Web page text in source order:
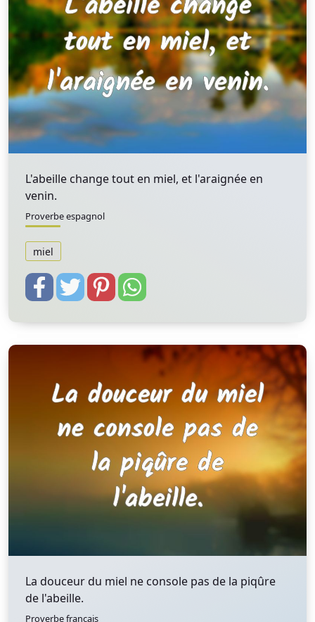
L'abeille change tout en miel, et l'araignée en
venin.
Proverbe espagnol
miel
La douceur du miel ne console pas de la piqûre
de l'abeille.
Proverbe francais